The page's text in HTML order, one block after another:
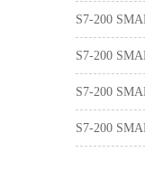
S7-200
S7-200
S7-200
S7-200